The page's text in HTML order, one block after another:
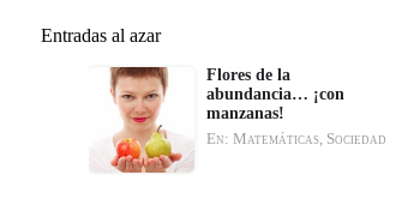
Entradas al azar
Flores de la
abundancia… ¡con
manzanas!
En: Matemáticas, Sociedad